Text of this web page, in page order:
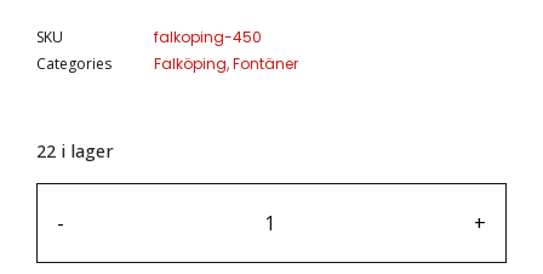
SKU
falkoping-450
Categories
Falköping,Fontäner
22 i lager
- +